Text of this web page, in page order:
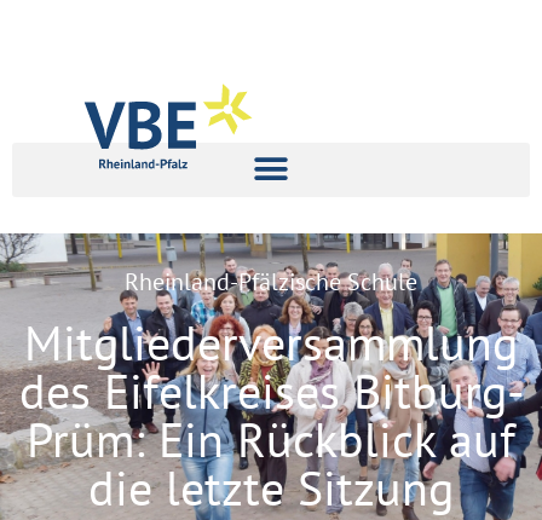
Rheinland-Pfälzische Schule
Mitgliederversammlung
des Eifelkreises Bitburg-
Prüm: Ein Rückblick auf
die letzte Sitzung